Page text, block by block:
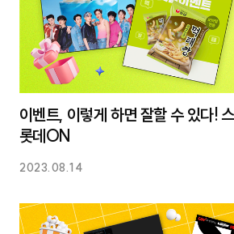
이벤트, 이렇게 하면 잘할 수 있다!
롯데ON
2023.08.14